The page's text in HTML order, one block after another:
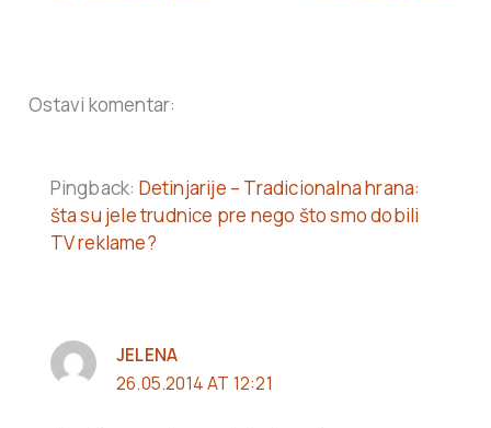
Ostavi komentar:
Pingback: Detinjarije – Tradicionalna hrana:
šta su jele trudnice pre nego što smo dobili
TV reklame?
JELENA
26.05.2014 AT 12:21